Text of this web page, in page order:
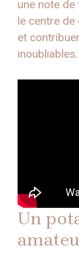
une note de
le centre de
et
inoubliables.
Un